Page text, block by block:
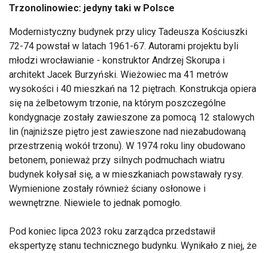
Trzonolinowiec: jedyny taki w Polsce
Modernistyczny budynek przy ulicy Tadeusza Kościuszki
72-74 powstał w latach 1961-67. Autorami projektu byli
młodzi wrocławianie - konstruktor Andrzej Skorupa i
architekt Jacek Burzyński. Wieżowiec ma 41 metrów
wysokości i 40 mieszkań na 12 piętrach. Konstrukcja opiera
się na żelbetowym trzonie, na którym poszczególne
kondygnacje zostały zawieszone za pomocą 12 stalowych
lin (najniższe piętro jest zawieszone nad niezabudowaną
przestrzenią wokół trzonu). W 1974 roku liny obudowano
betonem, ponieważ przy silnych podmuchach wiatru
budynek kołysał się, a w mieszkaniach powstawały rysy.
Wymienione zostały również ściany osłonowe i
wewnętrzne. Niewiele to jednak pomogło.
Pod koniec lipca 2023 roku zarządca przedstawił
ekspertyzę stanu technicznego budynku. Wynikało z niej, że